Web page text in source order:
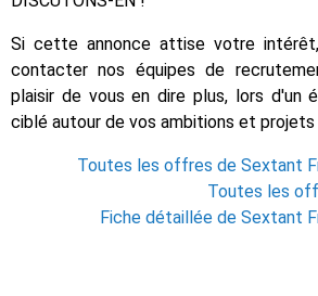
Si cette annonce attise votre
contacter nos équipes de
plaisir de vous en dire plus, lors d'un
ciblé autour de vos ambitions et projets
Toutes les offres de Sextant
Toutes les
Fiche détaillée de Sextant